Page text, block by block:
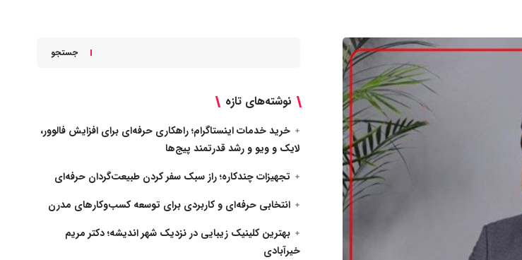
جستجو
نوشته‌های تازه
خرید خدمات اینستاگرام؛ راهکاری حرفه‌ای برای افزایش فالوور،
لایک و ویو و رشد قدرتمند پیج‌ها
تجهیزات چندکاره؛ راز سبک سفر کردن طبیعت‌گردان حرفه‌ای
انتخابی حرفه‌ای و کاربردی برای توسعه کسب‌وکارهای مدرن
بهترین کلینیک زیبایی در نزدیک شهر اندیشه؛ دکتر مریم
خیرآبادی